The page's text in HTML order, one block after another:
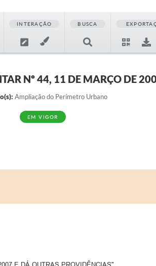
INTERAÇÃO BUSCA
Nº 44, 11 DE MARÇO DE
Ampliação do Perímetro Urbano
EM VIGOR